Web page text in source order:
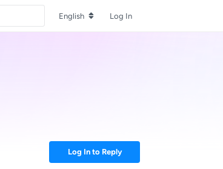
English Log In
Log In to Reply